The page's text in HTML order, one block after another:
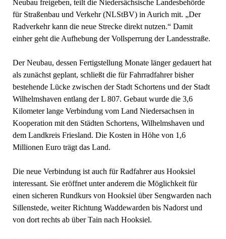
Neubau freigeben, teilt die Niedersächsische Landesbehörde
für Straßenbau und Verkehr (NLStBV) in Aurich mit. „Der
Radverkehr kann die neue Strecke direkt nutzen.“ Damit
einher geht die Aufhebung der Vollsperrung der Landesstraße.
Der Neubau, dessen Fertigstellung Monate länger gedauert hat
als zunächst geplant, schließt die für Fahrradfahrer bisher
bestehende Lücke zwischen der Stadt Schortens und der Stadt
Wilhelmshaven entlang der L 807. Gebaut wurde die 3,6
Kilometer lange Verbindung vom Land Niedersachsen in
Kooperation mit den Städten Schortens, Wilhelmshaven und
dem Landkreis Friesland. Die Kosten in Höhe von 1,6
Millionen Euro trägt das Land.
Die neue Verbindung ist auch für Radfahrer aus Hooksiel
interessant. Sie eröffnet unter anderem die Möglichkeit für
einen sicheren Rundkurs von Hooksiel über Sengwarden nach
Sillenstede, weiter Richtung Waddewarden bis Nadorst und
von dort rechts ab über Tain nach Hooksiel.